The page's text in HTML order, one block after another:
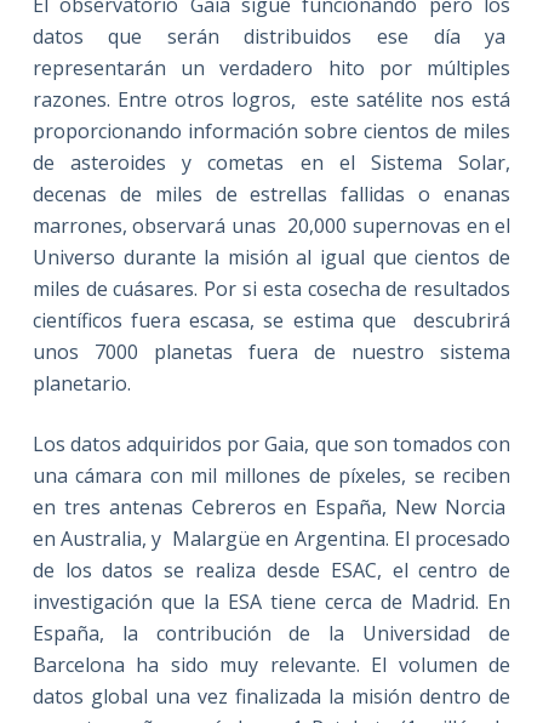
datos que serán distribuidos ese día ya
representarán un verdadero hito por múltiples
razones. Entre otros logros, este satélite nos está
proporcionando información sobre cientos de miles
de asteroides y cometas en el Sistema Solar,
decenas de miles de estrellas fallidas o enanas
marrones, observará unas 20,000 supernovas en el
Universo durante la misión al igual que cientos de
miles de cuásares. Por si esta cosecha de resultados
científicos fuera escasa, se estima que descubrirá
unos 7000 planetas fuera de nuestro sistema
planetario.
Los datos adquiridos por Gaia, que son tomados con
una cámara con mil millones de píxeles, se reciben
en tres antenas Cebreros en España, New Norcia
en Australia, y Malargüe en Argentina. El procesado
de los datos se realiza desde ESAC, el centro de
investigación que la ESA tiene cerca de Madrid. En
España, la contribución de la Universidad de
Barcelona ha sido muy relevante. El volumen de
datos global una vez finalizada la misión dentro de